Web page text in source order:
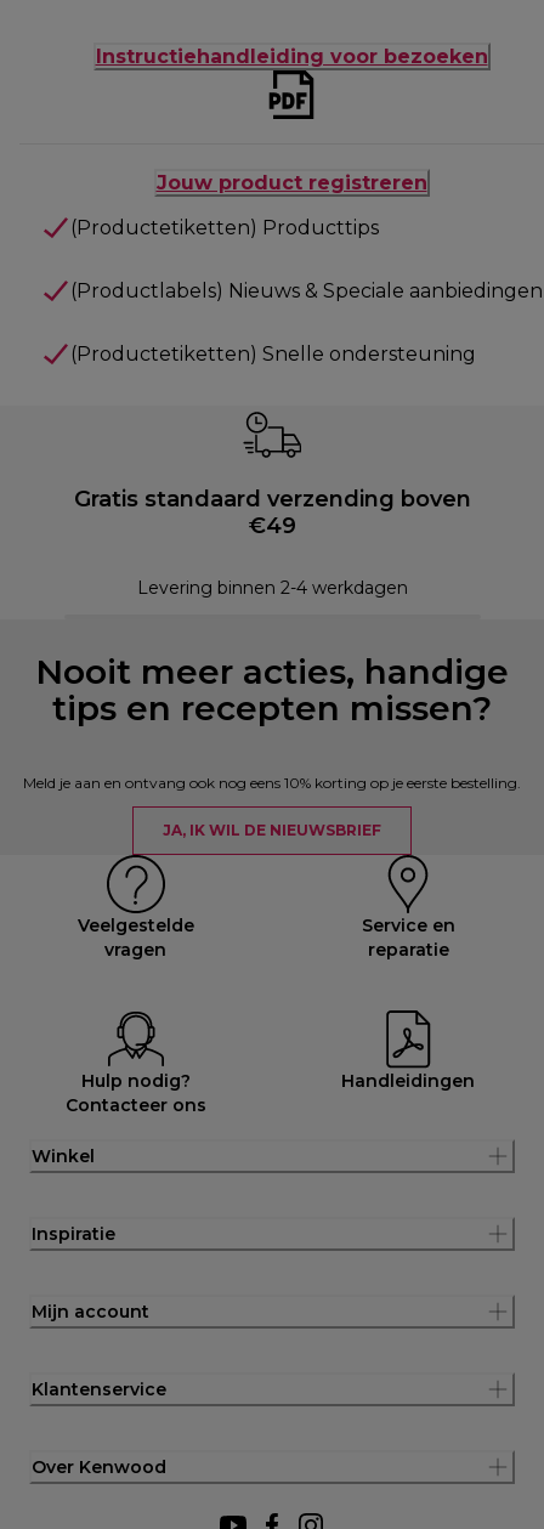
Instructiehandleiding voor bezoeken
Jouw product registreren
(Productetiketten) Producttips
(Productlabels) Nieuws & Speciale aanbiedingen
(Productetiketten) Snelle ondersteuning
Gratis standaard verzending boven
€49
Levering binnen 2-4 werkdagen
Nooit meer acties, handige
tips en recepten missen?
Meld je aan en ontvang ook nog eens 10% korting op je eerste bestelling.
JA, IK WIL DE NIEUWSBRIEF
Veelgestelde
vragen
Service en
reparatie
Hulp nodig?
Contacteer ons
Handleidingen
Winkel
Inspiratie
Mijn account
Klantenservice
Over Kenwood